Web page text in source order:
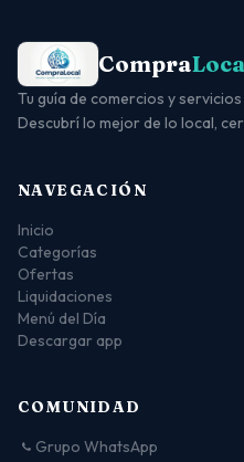
Compra
Tu guía de comercios y
Descubrí lo mejor de lo local,
NAVEGACIÓN
Inicio
Categorías
Ofertas
Liquidaciones
Menú del Día
Descargar app
COMUNIDAD
Grupo WhatsApp